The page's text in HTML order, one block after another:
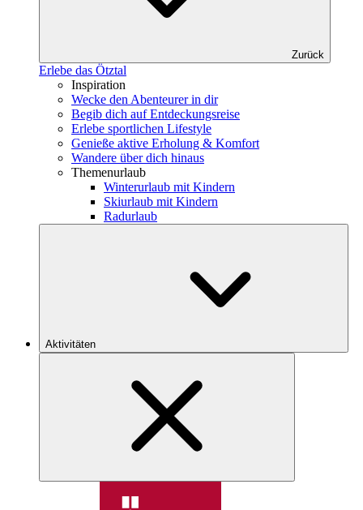
Zurück
Erlebe das Ötztal
Inspiration
Wecke den Abenteurer in dir
Begib dich auf Entdeckungsreise
Erlebe sportlichen Lifestyle
Genieße aktive Erholung & Komfort
Wandere über dich hinaus
Themenurlaub
Winterurlaub mit Kindern
Skiurlaub mit Kindern
Radurlaub
Aktivitäten